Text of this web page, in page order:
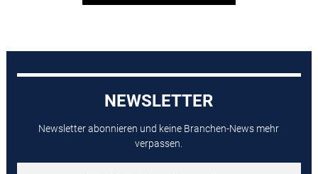
NEWSLETTER
Newsletter abonnieren und keine Branchen-News mehr
verpassen.